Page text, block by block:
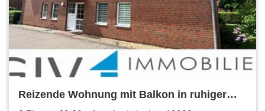
Reizende Wohnung mit Balkon in ruhiger